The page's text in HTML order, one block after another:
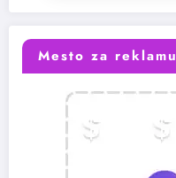
Mesto za reklamu